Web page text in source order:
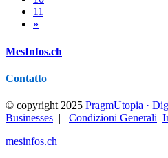
11
»
MesInfos.ch
Contatto
© copyright 2025 PragmUtopia ·
Businesses | Condizioni Generali
mesinfos.ch